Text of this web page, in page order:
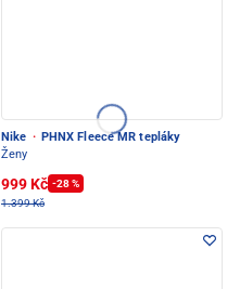
Nike · PHNX Fleece MR tepláky
Ženy
999 Kč -28 %
1.399 Kč